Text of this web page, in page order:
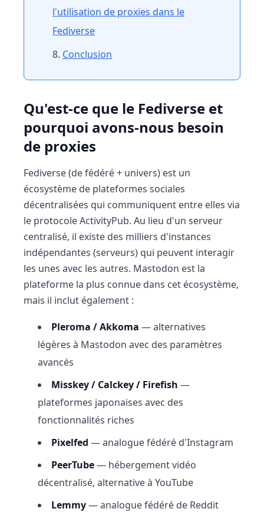
l'utilisation de proxies dans le
Fediverse
Conclusion
Qu'est-ce que le Fediverse et
pourquoi avons-nous besoin
de proxies
Fediverse (de fédéré + univers) est un
écosystème de plateformes sociales
décentralisées qui communiquent entre elles via
le protocole ActivityPub. Au lieu d'un serveur
centralisé, il existe des milliers d'instances
indépendantes (serveurs) qui peuvent interagir
les unes avec les autres. Mastodon est la
plateforme la plus connue dans cet écosystème,
mais il inclut également :
Pleroma / Akkoma — alternatives
légères à Mastodon avec des paramètres
avancés
Misskey / Calckey / Firefish —
plateformes japonaises avec des
fonctionnalités riches
Pixelfed — analogue fédéré d'Instagram
PeerTube— hébergement vidéo
décentralisé, alternative à YouTube
Lemmy— analogue fédéré de Reddit